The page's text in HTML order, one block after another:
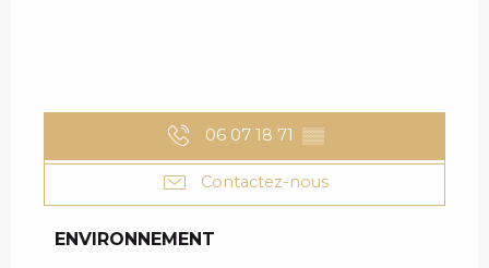
06 07 18 71 ▒▒
Contactez-nous
ENVIRONNEMENT
ENVIRONNEMENT